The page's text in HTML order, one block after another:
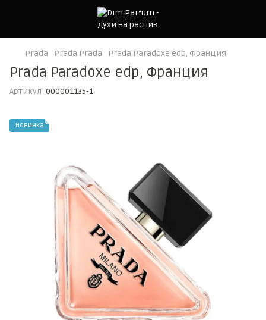
Prada Prada Prada Prada Paradoxe edp, Франция
Prada Paradoxe edp, Франция
Артикул: 000001135-1
Новинка